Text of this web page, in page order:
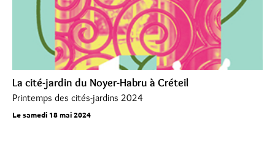
La cité-jardin du Noyer-Habru à Créteil
Printemps des cités-jardins 2024
Le samedi 18 mai 2024